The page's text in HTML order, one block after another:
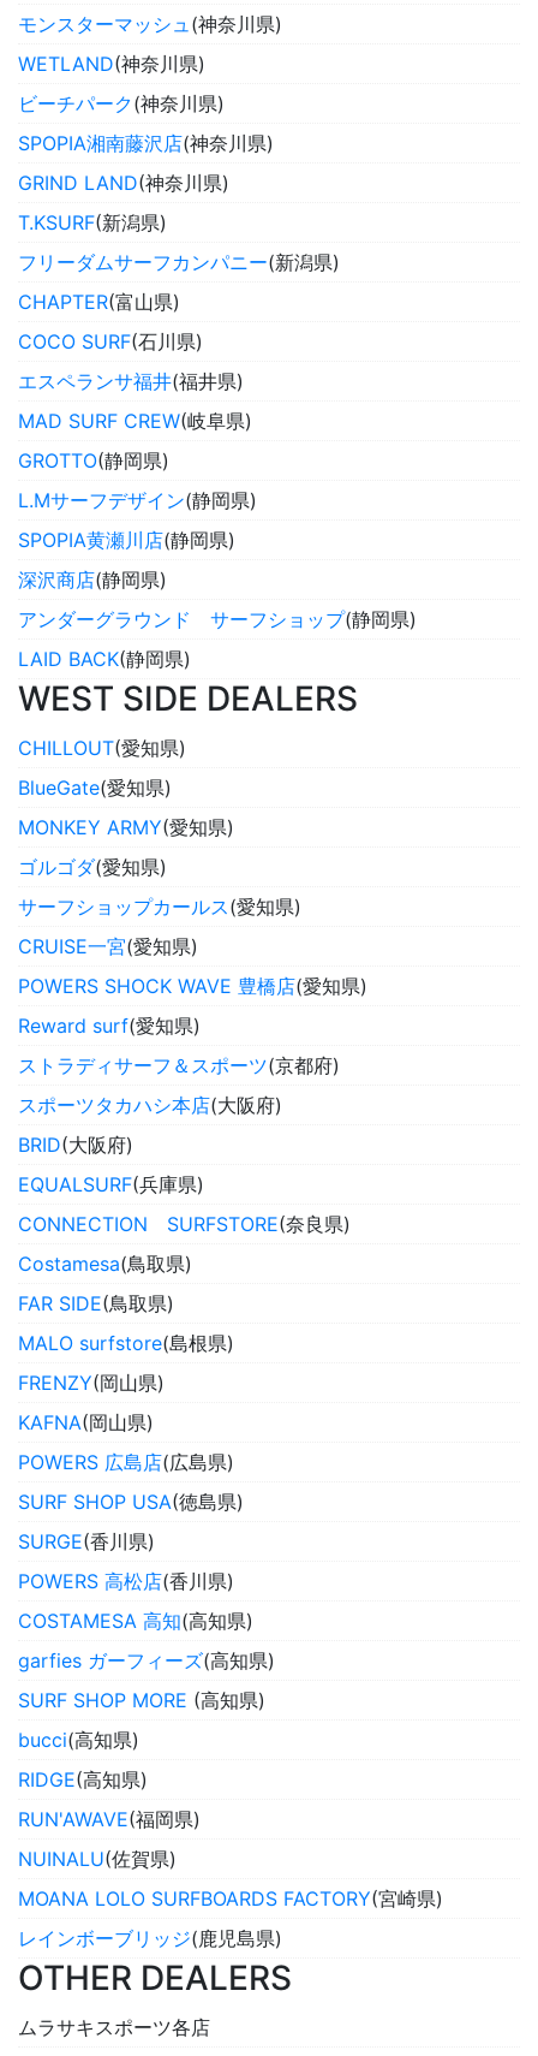
モンスターマッシュ(神奈川県)
WETLAND(神奈川県)
ビーチパーク(神奈川県)
SPOPIA湘南藤沢店(神奈川県)
GRIND LAND(神奈川県)
T.KSURF(新潟県)
フリーダムサーフカンパニー(新潟県)
CHAPTER(富山県)
COCO SURF(石川県)
エスペランサ福井(福井県)
MAD SURF CREW(岐阜県)
GROTTO(静岡県)
L.Mサーフデザイン(静岡県)
SPOPIA黄瀬川店(静岡県)
深沢商店(静岡県)
アンダーグラウンド サーフショップ(静岡県)
LAID BACK(静岡県)
WEST SIDE DEALERS
CHILLOUT(愛知県)
BlueGate(愛知県)
MONKEY ARMY(愛知県)
ゴルゴダ(愛知県)
サーフショップカールス(愛知県)
CRUISE一宮(愛知県)
POWERS SHOCK WAVE 豊橋店(愛知県)
Reward surf(愛知県)
ストラディサーフ＆スポーツ(京都府)
スポーツタカハシ本店(大阪府)
BRID(大阪府)
EQUALSURF(兵庫県)
CONNECTION SURFSTORE(奈良県)
Costamesa(鳥取県)
FAR SIDE(鳥取県)
MALO surfstore(島根県)
FRENZY(岡山県)
KAFNA(岡山県)
POWERS 広島店(広島県)
SURF SHOP USA(徳島県)
SURGE(香川県)
POWERS 高松店(香川県)
COSTAMESA 高知(高知県)
garfies ガーフィーズ(高知県)
SURF SHOP MORE (高知県)
bucci(高知県)
RIDGE(高知県)
RUN'AWAVE(福岡県)
NUINALU(佐賀県)
MOANA LOLO SURFBOARDS FACTORY(宮崎県)
レインボーブリッジ(鹿児島県)
OTHER DEALERS
ムラサキスポーツ各店